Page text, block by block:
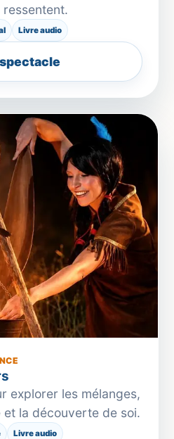
ressentent.
Livre audio
explorer les mélanges,
et la découverte de soi.
Livre audio